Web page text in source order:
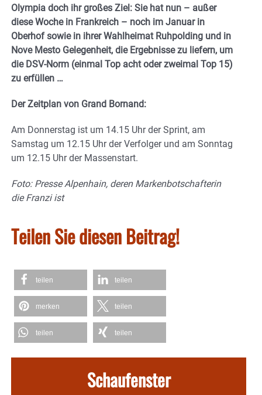
Olympia doch ihr großes Ziel: Sie hat nun – außer
diese Woche in Frankreich – noch im Januar in
Oberhof sowie in ihrer Wahlheimat Ruhpolding und in
Nove Mesto Gelegenheit, die Ergebnisse zu liefern, um
die DSV-Norm (einmal Top acht oder zweimal Top 15)
zu erfüllen …
Der Zeitplan von Grand Bornand:
Am Donnerstag ist um 14.15 Uhr der Sprint, am
Samstag um 12.15 Uhr der Verfolger und am Sonntag
um 12.15 Uhr der Massenstart.
Foto: Presse Alpenhain, deren Markenbotschafterin
die Franzi ist
Teilen Sie diesen Beitrag!
teilen teilen
merken teilen
teilen teilen
Schaufenster